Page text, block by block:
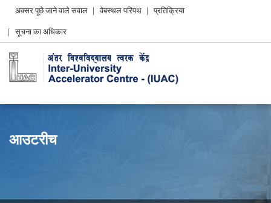
Header
menu
अक्सर पूछे जाने वाले सवाल वेबस्थल परिपथ
प्रतिक्रिया
सूचना का अधिकार
आउटरीच